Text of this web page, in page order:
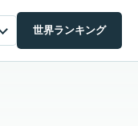
世界ランキング